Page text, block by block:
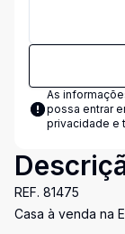
As
possa entrar
privacidade e
REF. 81475
Casa à venda na